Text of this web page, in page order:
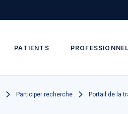
PATIENTS
Participer recherche Portail de la